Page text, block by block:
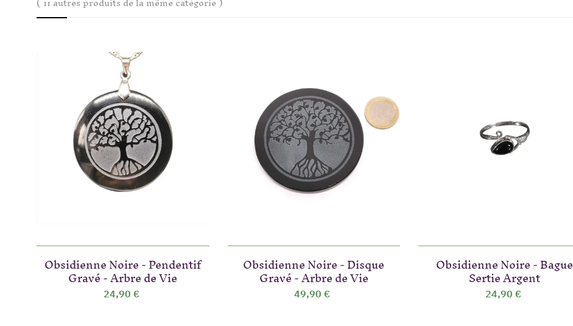
Obsidienne Noire - Pendentif
Gravé - Arbre de Vie
24,90 €
Obsidienne Noire - Disque
Gravé - Arbre de Vie
49,90 €
Obsidienne Noire - Bague
Sertie Argent
24,90 €